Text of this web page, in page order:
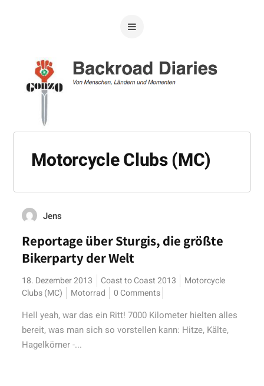
Motorcycle Clubs (MC)
Jens
Reportage über Sturgis, die größte
Bikerparty der Welt
18. Dezember 2013 Coast to Coast 2013
Motorcycle
Clubs (MC)
Motorrad 0 Comments
Hell yeah, war das ein Ritt! 7000 Kilometer hielten alles
bereit, was man sich so vorstellen kann: Hitze, Kälte,
Hagelkörner -...